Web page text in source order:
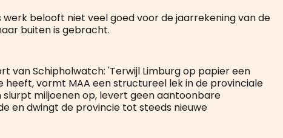
belooft niet veel goed voor de jaarrekening van de
buiten is gebracht.
van Schipholwatch: 'Terwijl Limburg op papier een
heeft, vormt MAA een structureel lek in de provinciale
miljoenen op, levert geen aantoonbare
en dwingt de provincie tot steeds nieuwe